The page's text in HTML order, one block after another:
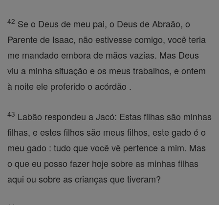
42 Se o Deus de meu pai, o Deus de Abraão, o
Parente de Isaac, não estivesse comigo, você teria
me mandado embora de mãos vazias. Mas Deus
viu a minha situação e os meus trabalhos, e ontem
à noite ele proferido o acórdão .
43 Labão respondeu a Jacó: Estas filhas são minhas
filhas, e estes filhos são meus filhos, este gado é o
meu gado : tudo que você vê pertence a mim. Mas
o que eu posso fazer hoje sobre as minhas filhas
aqui ou sobre as crianças que tiveram?